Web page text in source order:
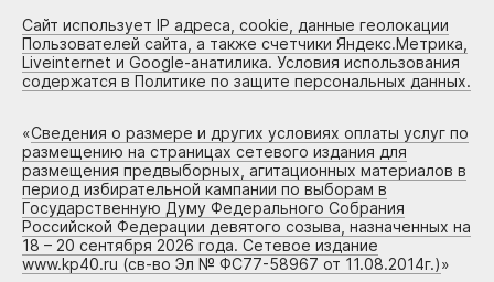
Сайт использует IP адреса, cookie, данные геолокации
Пользователей сайта, а также счетчики Яндекс.Метрика,
Liveinternet и Google-анатилика. Условия использования
содержатся в Политике по защите персональных данных.
«Сведения о размере и других условиях оплаты услуг по
размещению на страницах сетевого издания для
размещения предвыборных, агитационных материалов в
период избирательной кампании по выборам в
Государственную Думу Федерального Собрания
Российской Федерации девятого созыва, назначенных на
18 – 20 сентября 2026 года. Сетевое издание
www.kp40.ru (св-во Эл № ФС77-58967 от 11.08.2014г.)»